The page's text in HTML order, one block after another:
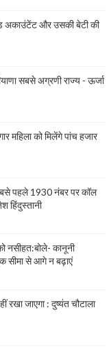
अकाउंटेंट और उसकी बेटी की
सबसे अग्रणी राज्य - ऊर्जा
महिला को मिलेंगे पांच हजार
सबसे पहले 1930 नंबर पर कॉल
हिंदुस्तानी
नसीहत:बोले- कानूनी
सीमा से आगे न बढ़ाएं
रखा जाएगा : दुष्यंत चौटाला